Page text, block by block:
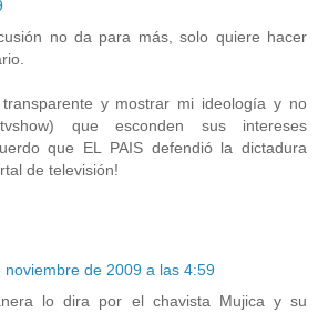
no da para más, solo quiere hacer
y mostrar mi ideología y no
que esconden sus intereses
que EL PAIS defendió la dictadura
de televisión!
noviembre de 2009 a las 4:59
lo dira por el chavista Mujica y su